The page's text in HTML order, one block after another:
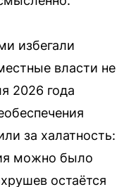
избегали
власти не
2026 года
за халатность:
можно было
остаётся